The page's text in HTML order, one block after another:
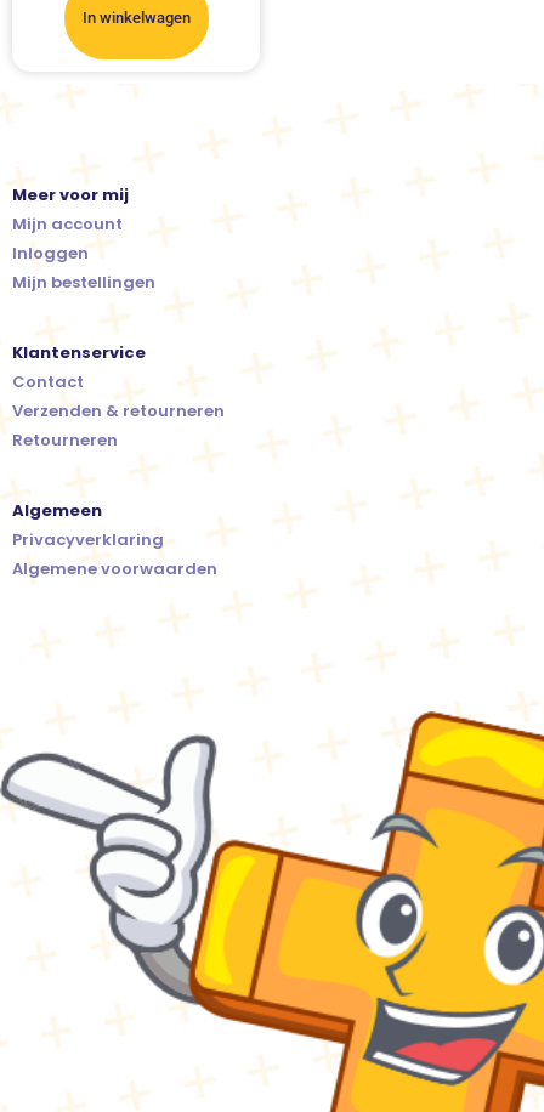
In winkelwagen
Meer voor mij
Mijn account
Inloggen
Mijn bestellingen
Klantenservice
Contact
Verzenden & retourneren
Retourneren
Algemeen
Privacyverklaring
Algemene voorwaarden